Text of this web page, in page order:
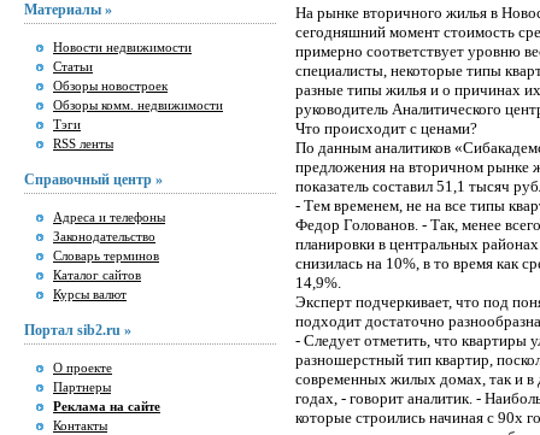
Материалы »
Новости недвижимости
Статьи
Обзоры новостроек
Обзоры комм. недвижимости
Тэги
RSS ленты
Справочный центр »
Адреса и телефоны
Законодательство
Словарь терминов
Каталог сайтов
Курсы валют
Портал sib2.ru »
О проекте
Партнеры
Реклама на сайте
Контакты
На рынке вторичного жилья в
сегодняшний момент стоимость
примерно соответствует уровню
специалисты, некоторые типы
разные типы жилья и о причинах
руководитель Аналитического
Что происходит с ценами?
По данным аналитиков
предложения на вторичном рынке
показатель составил 51,1 тысяч
- Тем временем, не на все типы
Федор Голованов. - Так, менее
планировки в центральных
снизилась на 10%, в то время как
14,9%.
Эксперт подчеркивает, что под
подходит достаточно
- Следует отметить, что квартиры
разношерстный тип квартир,
современных жилых домах, так и
годах, - говорит аналитик. -
которые строились начиная с 90х